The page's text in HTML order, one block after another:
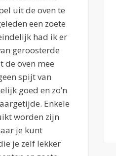
uit de oven te
een zoete
had ik er
geroosterde
de oven mee
spijt van
goed en zo’n
Enkele
worden zijn
je kunt
je zelf lekker